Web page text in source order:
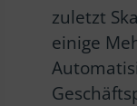
zuletzt
einige